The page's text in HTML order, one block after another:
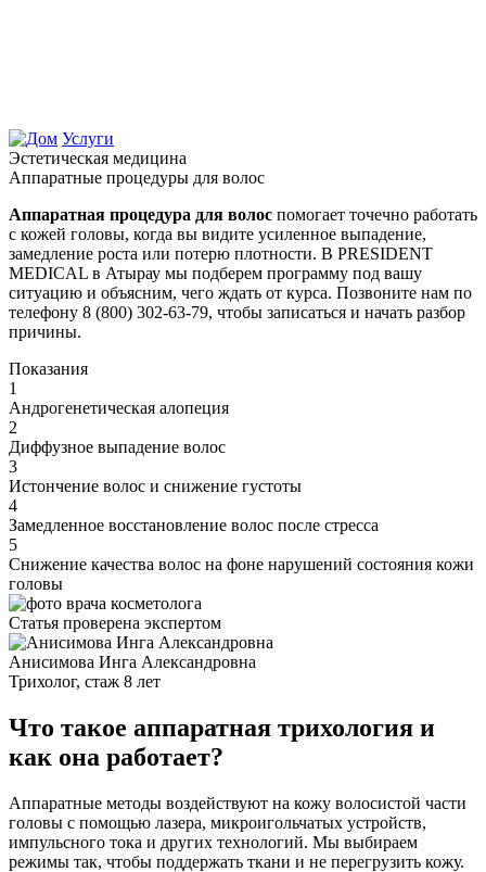
Услуги
Эстетическая медицина
Аппаратные процедуры для волос
Аппаратная процедура для волос помогает точечно работать
с кожей головы, когда вы видите усиленное выпадение,
замедление роста или потерю плотности. В PRESIDENT
MEDICAL в Атырау мы подберем программу под вашу
ситуацию и объясним, чего ждать от курса. Позвоните нам по
телефону 8 (800) 302-63-79, чтобы записаться и начать разбор
причины.
Показания
1
Андрогенетическая алопеция
2
Диффузное выпадение волос
3
Истончение волос и снижение густоты
4
Замедленное восстановление волос после стресса
5
Снижение качества волос на фоне нарушений состояния кожи
головы
Статья проверена экспертом
Анисимова Инга Александровна
Трихолог, стаж 8 лет
Что такое аппаратная трихология и
как она работает?
Аппаратные методы воздействуют на кожу волосистой части
головы с помощью лазера, микроигольчатых устройств,
импульсного тока и других технологий. Мы выбираем
режимы так, чтобы поддержать ткани и не перегрузить кожу.